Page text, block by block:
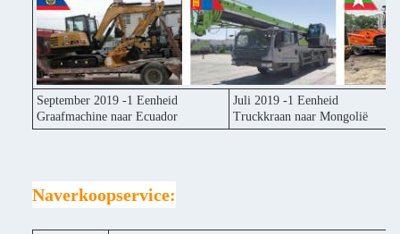
September 2019 -1 Eenheid
Graafmachine naar Ecuador
Juli 2019 -1 Eenheid
Truckkraan naar Mongolië
Naverkoopservice: